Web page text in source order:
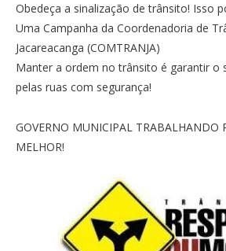
Obedeça a sinalização de trânsito! Isso
Uma Campanha da Coordenadoria de
Jacareacanga (COMTRANJA)
Manter a ordem no trânsito é garantir o
pelas ruas com segurança!
GOVERNO MUNICIPAL TRABALHANDO
MELHOR!